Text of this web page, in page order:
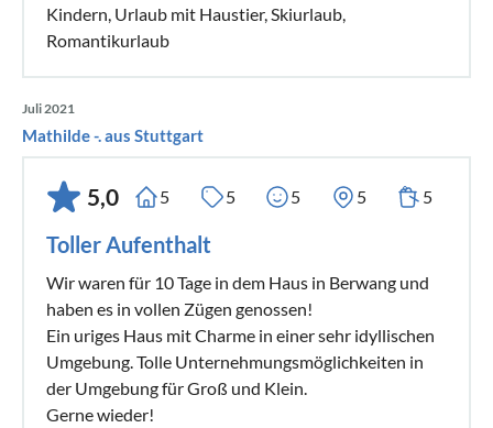
Kindern, Urlaub mit Haustier, Skiurlaub,
Romantikurlaub
Juli 2021
Mathilde -. aus Stuttgart
5,0 5 5 5 5 5
Toller Aufenthalt
Wir waren für 10 Tage in dem Haus in Berwang und
haben es in vollen Zügen genossen!
Ein uriges Haus mit Charme in einer sehr idyllischen
Umgebung. Tolle Unternehmungsmöglichkeiten in
der Umgebung für Groß und Klein.
Gerne wieder!